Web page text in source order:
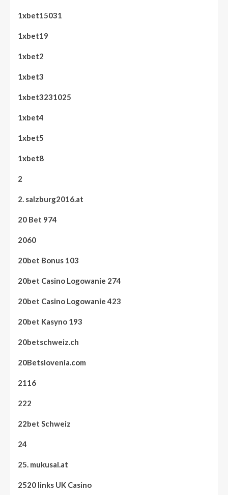
1xbet15031
1xbet19
1xbet2
1xbet3
1xbet3231025
1xbet4
1xbet5
1xbet8
2
2. salzburg2016.at
20 Bet 974
2060
20bet Bonus 103
20bet Casino Logowanie 274
20bet Casino Logowanie 423
20bet Kasyno 193
20betschweiz.ch
20Betslovenia.com
2116
222
22bet Schweiz
24
25. mukusal.at
2520 links UK Casino